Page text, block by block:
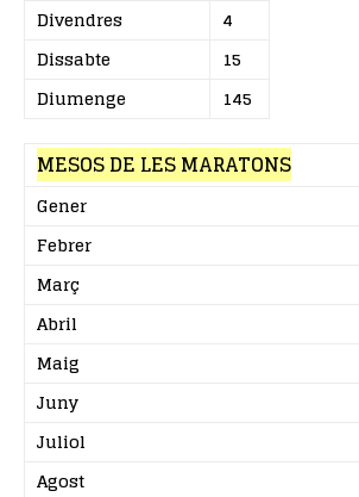
Divendres
4
Dissabte
15
Diumenge
145
MESOS DE LES MARATONS
Gener
Febrer
Març
Abril
Maig
Juny
Juliol
Agost